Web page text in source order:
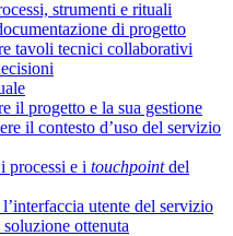
strumenti e rituali
di progetto
tavoli tecnici collaborativi
il progetto e la sua gestione
il contesto d’uso del servizio
processi e i touchpointdel
utente del servizio
ottenuta